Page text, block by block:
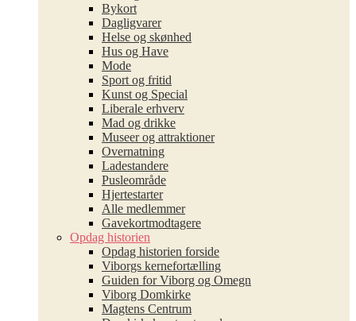
Bykort
Dagligvarer
Helse og skønhed
Hus og Have
Mode
Sport og fritid
Kunst og Special
Liberale erhverv
Mad og drikke
Museer og attraktioner
Overnatning
Ladestandere
Pusleområde
Hjertestarter
Alle medlemmer
Gavekortmodtagere
Opdag historien
Opdag historien forside
Viborgs kernefortælling
Guiden for Viborg og Omegn
Viborg Domkirke
Magtens Centrum